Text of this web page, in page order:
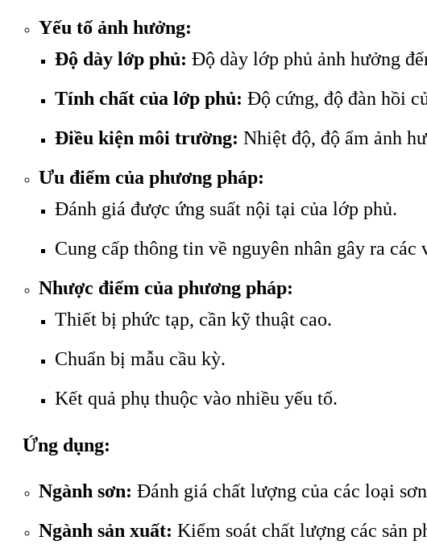
Yếu tố ảnh hưởng:
Độ dày lớp phủ: Độ dày lớp phủ ảnh hưởng
Tính chất của lớp phủ: Độ cứng, độ đàn hồi
Điều kiện môi trường: Nhiệt độ, độ ẩm ảnh
Ưu điểm của phương pháp:
Đánh giá được ứng suất nội tại của lớp phủ.
Cung cấp thông tin về nguyên nhân gây ra các
Nhược điểm của phương pháp:
Thiết bị phức tạp, cần kỹ thuật cao.
Chuẩn bị mẫu cầu kỳ.
Kết quả phụ thuộc vào nhiều yếu tố.
Ứng dụng:
Ngành sơn: Đánh giá chất lượng của các loại
Ngành sản xuất: Kiểm soát chất lượng các sản